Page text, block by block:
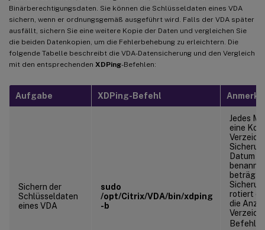
Binärberechtigungsdaten. Sie können die Schlüsseldaten eines VDA
sichern, wenn er ordnungsgemäß ausgeführt wird. Falls der VDA später
ausfällt, sichern Sie eine weitere Kopie der Daten und vergleichen Sie
die beiden Datenkopien, um die Fehlerbehebung zu erleichtern. Die
folgende Tabelle beschreibt die VDA-Datensicherung und den Vergleich
mit den entsprechenden XDPing-Befehlen:
Aufgabe XDPing-Befehl
Sichern der
Schlüsseldaten
eines VDA
sudo
/opt/Citrix/VDA/bin/xdping
-b
Jedes
eine
Datum
beträgt
rotiert
die
Befehl